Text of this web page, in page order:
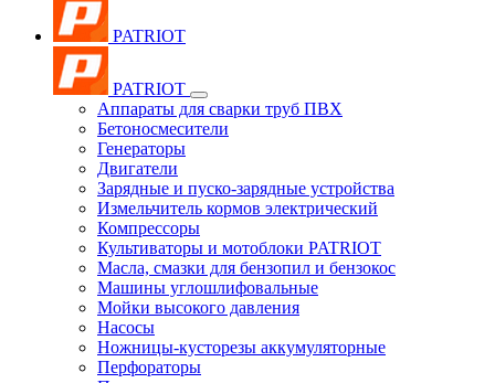
PATRIOT
PATRIOT
Аппараты для сварки труб ПВХ
Бетоносмесители
Генераторы
Двигатели
Зарядные и пуско-зарядные устройства
Измельчитель кормов электрический
Компрессоры
Культиваторы и мотоблоки PATRIOT
Масла, смазки для бензопил и бензокос
Машины углошлифовальные
Мойки высокого давления
Насосы
Ножницы-кусторезы аккумуляторные
Перфораторы